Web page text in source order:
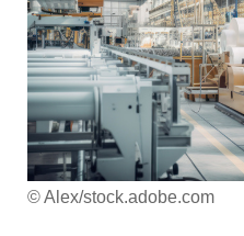
© Alex/stock.adobe.com